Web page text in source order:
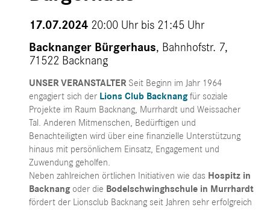
17.07.2024 20:00 Uhr bis 21:45 Uhr
Backnanger Bürgerhaus, Bahnhofstr. 7,
71522 Backnang
UNSER VERANSTALTER Seit Beginn im Jahr 1964
engagiert sich der Lions Club Backnangfür soziale
Projekte im Raum Backnang, Murrhardt und Weissacher
Tal. Anderen Mitmenschen, Bedürftigen und
Benachteiligten wird über eine finanzielle Unterstützung
hinaus mit persönlichem Einsatz, Engagement und
Zuwendung geholfen.
Neben zahlreichen örtlichen Initiativen wie das Hospitz in
Backnangoder die Bodelschwinghschule in Murrhardt
fördert der Lionsclub Backnang seit Jahren sehr erfolgreich